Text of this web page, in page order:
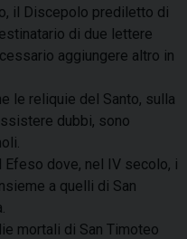
il Discepolo prediletto di
di due lettere
aggiungere altro in
le reliquie del Santo, sulla
dubbi, sono
dove, nel IV secolo, i
a quelli di San
mortali di San Timoteo